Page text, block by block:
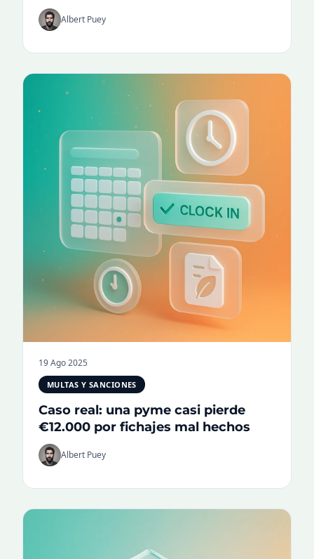
Albert Puey
19 Ago 2025
MULTAS Y SANCIONES
Caso real: una pyme casi pierde
€12.000 por fichajes mal hechos
Albert Puey